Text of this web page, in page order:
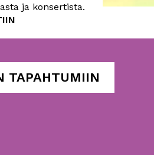
ja konsertista.
TAPAHTUMIIN